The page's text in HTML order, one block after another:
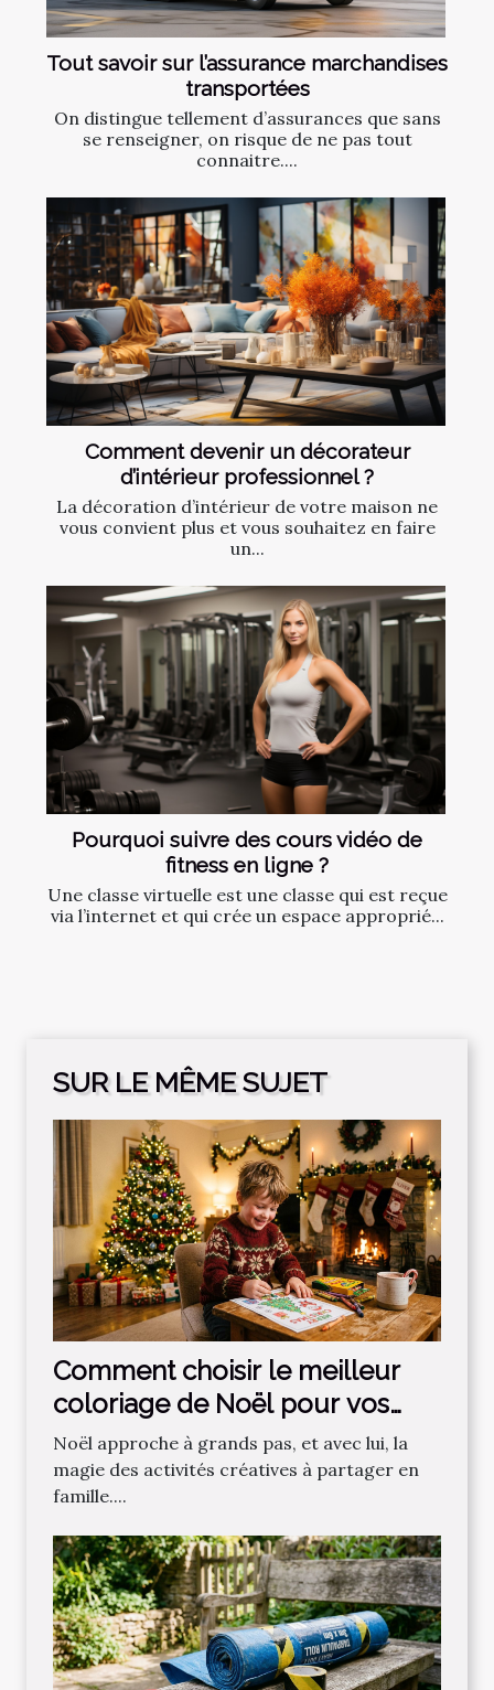
Tout savoir sur l’assurance marchandises
transportées
On distingue tellement d’assurances que sans
se renseigner, on risque de ne pas tout
connaitre....
Comment devenir un décorateur
d’intérieur professionnel ?
La décoration d’intérieur de votre maison ne
vous convient plus et vous souhaitez en faire
un...
Pourquoi suivre des cours vidéo de
fitness en ligne ?
Une classe virtuelle est une classe qui est reçue
via l’internet et qui crée un espace approprié...
SUR LE MÊME SUJET
Comment choisir le meilleur
coloriage de Noël pour vos
enfants ?
Noël approche à grands pas, et avec lui, la
magie des activités créatives à partager en
famille....